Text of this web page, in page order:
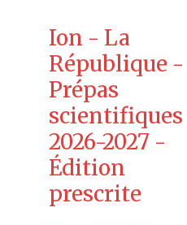
Ion - La
République -
Prépas
scientifiques
2026-2027 -
Édition
prescrite